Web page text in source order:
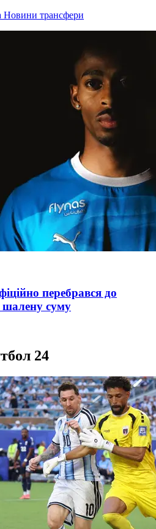
Новини трансфери
перебрався до
шалену суму
24